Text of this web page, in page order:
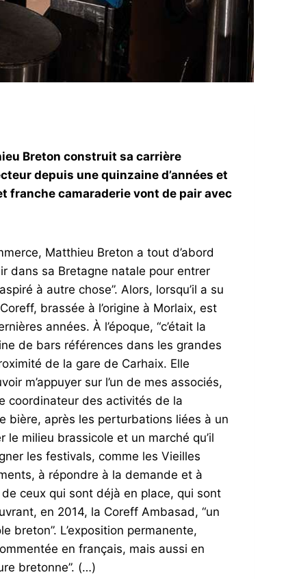
Breton construit sa carrière
depuis une quinzaine d’années et
franche camaraderie vont de pair avec
Matthieu Breton a tout d’abord
dans sa Bretagne natale pour entrer
à autre chose”. Alors, lorsqu’il a su
brassée à l’origine à Morlaix, est
années. À l’époque, “c’était la
de bars références dans les grandes
de la gare de Carhaix. Elle
m’appuyer sur l’un de mes associés,
coordinateur des activités de la
bière, après les perturbations liées à un
milieu brassicole et un marché qu’il
les festivals, comme les Vieilles
à répondre à la demande et à
ceux qui sont déjà en place, qui sont
en 2014, la Coreff Ambasad, “un
breton”. L’exposition permanente,
en français, mais aussi en
bretonne”. (…)